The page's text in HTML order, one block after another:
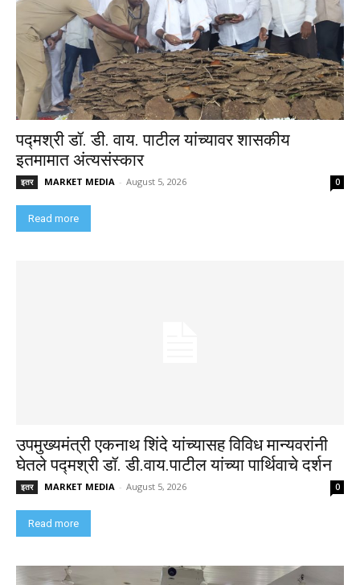
पद्मश्री डॉ. डी. वाय. पाटील यांच्यावर शासकीय
इतमामात अंत्यसंस्कार
इतर MARKET MEDIA - August 5, 2026 0
Read more
उपमुख्यमंत्री एकनाथ शिंदे यांच्यासह विविध मान्यवरांनी
घेतले पद्मश्री डॉ. डी.वाय.पाटील यांच्या पार्थिवाचे दर्शन
इतर MARKET MEDIA - August 5, 2026 0
Read more